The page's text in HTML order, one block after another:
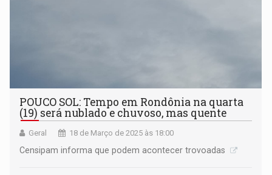
POUCO SOL: Tempo em Rondônia na quarta
(19) será nublado e chuvoso, mas quente
Geral 18 de Março de 2025 às 18:00
Censipam informa que podem acontecer trovoadas